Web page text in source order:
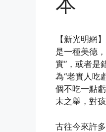
【新光明網
是一種美德
實”，或者是
為“老實人吃
個不吃一點
末之舉，對
古往今來許